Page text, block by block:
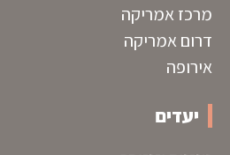
מרכז אמריקה
דרום אמריקה
אירופה
יעדים